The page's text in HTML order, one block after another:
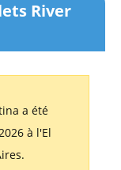
River
a été
à l'El